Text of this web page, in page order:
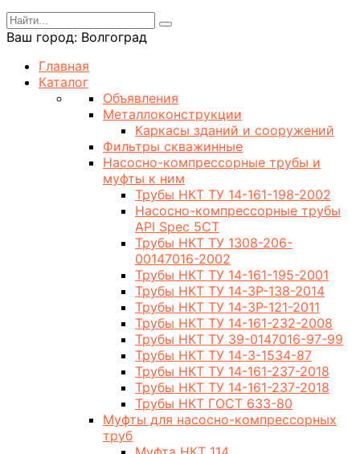
Ваш город: Волгоград
Главная
Каталог
Объявления
Металлоконструкции
Каркасы зданий и сооружений
Фильтры скважинные
Насосно-компрессорные трубы и
муфты к ним
Трубы НКТ ТУ 14-161-198-2002
Насосно-компрессорные трубы
API Spec 5CT
Трубы НКТ ТУ 1308-206-
00147016-2002
Трубы НКТ ТУ 14-161-195-2001
Трубы НКТ ТУ 14-3Р-138-2014
Трубы НКТ ТУ 14-3Р-121-2011
Трубы НКТ ТУ 14-161-232-2008
Трубы НКТ ТУ 39-0147016-97-99
Трубы НКТ ТУ 14-3-1534-87
Трубы НКТ ТУ 14-161-237-2018
Трубы НКТ ТУ 14-161-237-2018
Трубы НКТ ГОСТ 633-80
Муфты для насосно-компрессорных
труб